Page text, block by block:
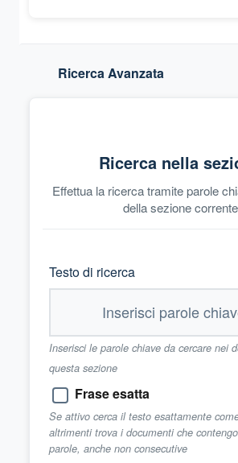
Ricerca Avanzata
Ricerca nella
Effettua la ricerca tramite parole
della sezione corrente
Testo di ricerca
Inserisci le parole chiave da cercare nei
questa sezione
Frase esatta
Se attivo cerca il testo esattamente
altrimenti trova i documenti che
parole, anche non consecutive